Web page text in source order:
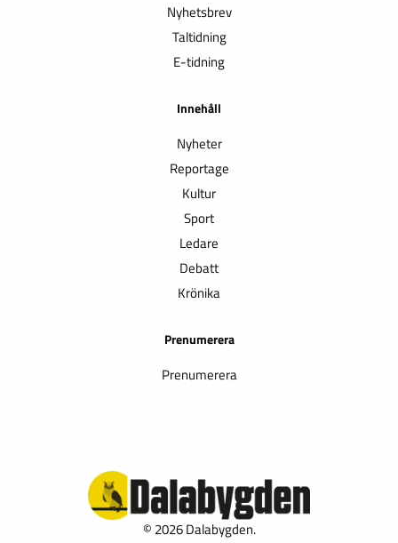
Nyhetsbrev
Taltidning
E-tidning
Innehåll
Nyheter
Reportage
Kultur
Sport
Ledare
Debatt
Krönika
Prenumerera
Prenumerera
© 2026 Dalabygden.